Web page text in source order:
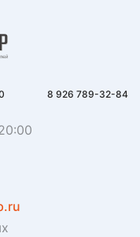
8 926 789-32-84